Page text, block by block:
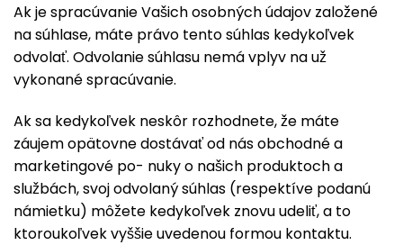
Ak je spracúvanie Vašich osobných údajov založené
na súhlase, máte právo tento súhlas kedykoľvek
odvolať. Odvolanie súhlasu nemá vplyv na už
vykonané spracúvanie.
Ak sa kedykoľvek neskôr rozhodnete, že máte
záujem opätovne dostávať od nás obchodné a
marketingové po- nuky o našich produktoch a
službách, svoj odvolaný súhlas (respektíve podanú
námietku) môžete kedykoľvek znovu udeliť, a to
ktoroukoľvek vyššie uvedenou formou kontaktu.